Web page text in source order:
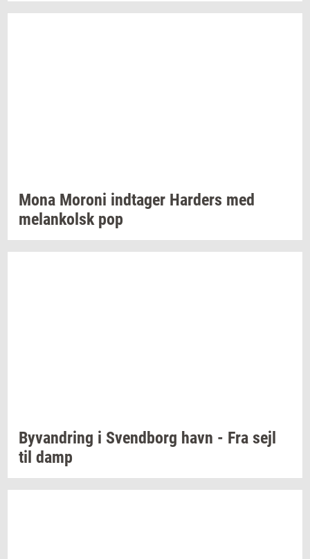
Mona Mor­o­ni ind­ta­ger Har­ders med
melan­kolsk pop
Byvan­dring i Svend­borg havn - Fra sejl
til damp